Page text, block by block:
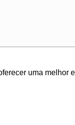
uma melhor